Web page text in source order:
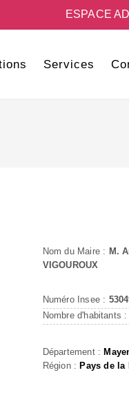
ESPACE AD
Services
Nom du Maire : M.
VIGOUROUX
Numéro Insee :
Nombre d'habitants :
Département :
Région : Pays de la